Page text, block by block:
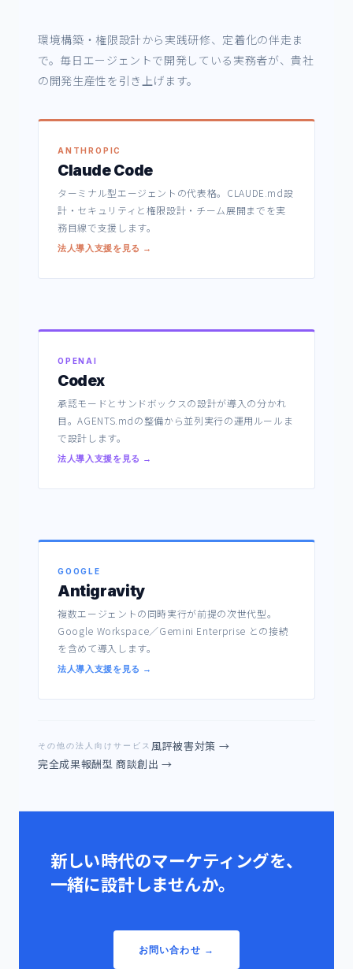
環境構築・権限設計から実践研修、定着化の伴走ま
で。毎日エージェントで開発している実務者が、貴社
の開発生産性を引き上げます。
ANTHROPIC
Claude Code
ターミナル型エージェントの代表格。CLAUDE.md設
計・セキュリティと権限設計・チーム展開までを実
務目線で支援します。
法人導入支援を見る →
OPENAI
Codex
承認モードとサンドボックスの設計が導入の分かれ
目。AGENTS.mdの整備から並列実行の運用ルールま
で設計します。
法人導入支援を見る →
GOOGLE
Antigravity
複数エージェントの同時実行が前提の次世代型。
Google Workspace／Gemini Enterprise との接続
を含めて導入します。
法人導入支援を見る →
その他の法人向けサービス 風評被害対策 →
完全成果報酬型 商談創出 →
新しい時代のマーケティングを、
一緒に設計しませんか。
お問い合わせ →